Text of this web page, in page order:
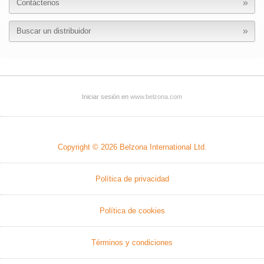
Contáctenos
Buscar un distribuidor
Iniciar sesión en www.belzona.com
Copyright © 2026 Belzona International Ltd.
Política de privacidad
Política de cookies
Términos y condiciones